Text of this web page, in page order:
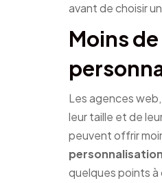
avant de choisir
Moins de
Les agences
leur taille et de
peuvent offrir
personnalisation
quelques points à